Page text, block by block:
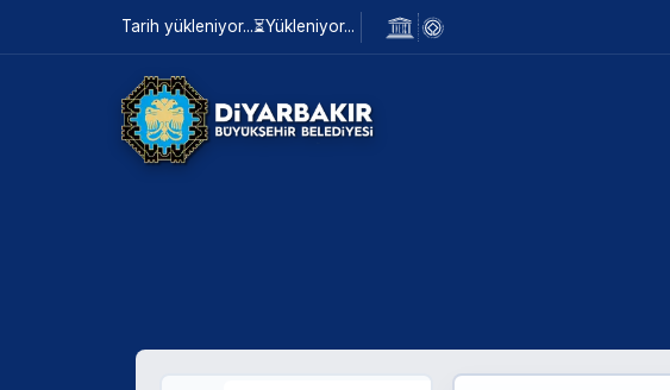
Tarih yükleniyor...⏳Yükleniyor...